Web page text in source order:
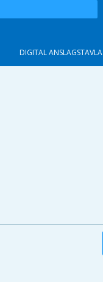
DIGITAL ANSLAGSTAVLA